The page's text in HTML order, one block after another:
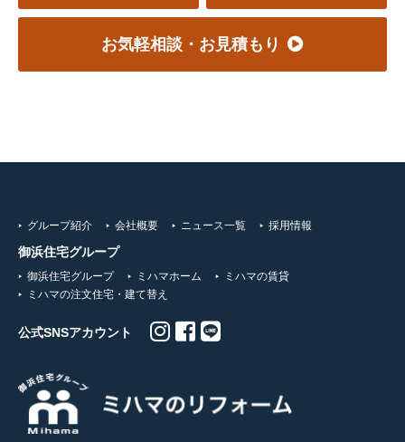
お気軽相談・お見積もり
グループ紹介 会社概要 ニュース一覧 採用情報
御浜住宅グループ
御浜住宅グループ ミハマホーム
ミハマの賃貸
ミハマの注文住宅・建て替え
公式SNSアカウント